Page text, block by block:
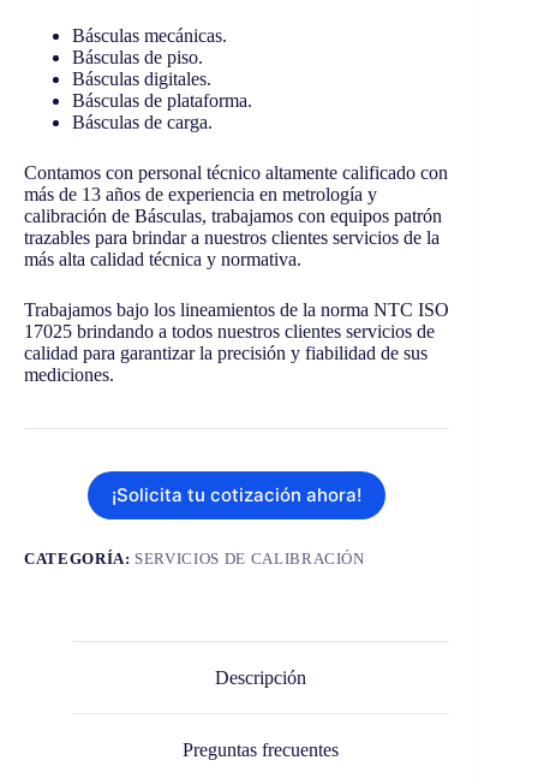
Básculas mecánicas.
Básculas de piso.
Básculas digitales.
Básculas de plataforma.
Básculas de carga.
Contamos con personal técnico altamente calificado con
más de 13 años de experiencia en metrología y
calibración de Básculas, trabajamos con equipos patrón
trazables para brindar a nuestros clientes servicios de la
más alta calidad técnica y normativa.
Trabajamos bajo los lineamientos de la norma NTC ISO
17025 brindando a todos nuestros clientes servicios de
calidad para garantizar la precisión y fiabilidad de sus
mediciones.
¡Solicita tu cotización ahora!
CATEGORÍA: SERVICIOS DE CALIBRACIÓN
Descripción
Preguntas frecuentes